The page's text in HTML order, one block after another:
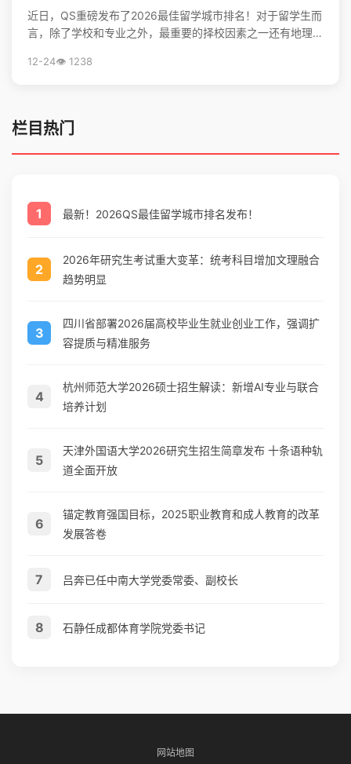
近日，QS重磅发布了2026最佳留学城市排名！对于留学生而
言，除了学校和专业之外，最重要的择校因素之一还有地理位
12-24👁️ 1238
栏目热门
1 最新！2026QS最佳留学城市排名发布！
2
2026年研究生考试重大变革：统考科目增加文理融合
趋势明显
3
四川省部署2026届高校毕业生就业创业工作，强调扩
容提质与精准服务
4
杭州师范大学2026硕士招生解读：新增AI专业与联合
培养计划
5
天津外国语大学2026研究生招生简章发布 十条语种轨
道全面开放
6
锚定教育强国目标，2025职业教育和成人教育的改革
发展答卷
7 吕奔已任中南大学党委常委、副校长
8 石静任成都体育学院党委书记
网站地图